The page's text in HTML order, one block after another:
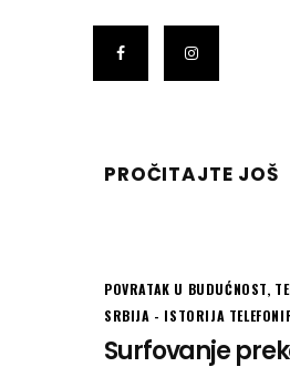
PROČITAJTE JOŠ
POVRATAK U BUDUĆNOST,
SRBIJA - ISTORIJA
Surfovanje